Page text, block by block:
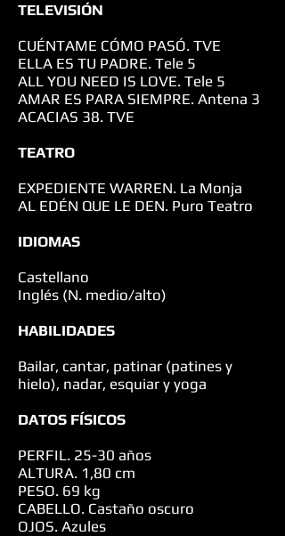
TELEVISIÓN
CUÉNTAME CÓMO PASÓ. TVE
ELLA ES TU PADRE. Tele 5
ALL YOU NEED IS LOVE. Tele 5
AMAR ES PARA SIEMPRE. Antena 3
ACACIAS 38. TVE
TEATRO
EXPEDIENTE WARREN. La Monja
AL EDÉN QUE LE DEN. Puro Teatro
IDIOMAS
Castellano
Inglés (N. medio/alto)
HABILIDADES
Bailar, cantar, patinar (patines y
hielo), nadar, esquiar y yoga
DATOS FÍSICOS
PERFIL. 25-30 años
ALTURA. 1,80 cm
PESO. 69 kg
CABELLO. Castaño oscuro
OJOS. Azules